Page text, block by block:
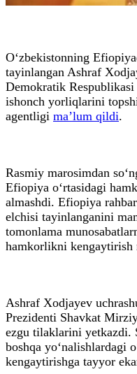
O‘zbekistonning
tayinlangan Ashraf
Demokratik Respublikasi
ishonch yorliqlarini
agentligi ma’lum qildi.
Rasmiy marosimdan
Efiopiya o‘rtasidagi
almashdi. Efiopiya
elchisi tayinlanganini
tomonlama
hamkorlikni
Ashraf Xodjayev
Prezidenti Shavkat
ezgu tilaklarini yetkazdi.
boshqa yo‘nalishlardagi
kengaytirishga tayyor